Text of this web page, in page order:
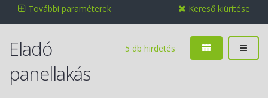
További paraméterek Kereső kiürítése
5 db hirdetés
Eladó
panellakás